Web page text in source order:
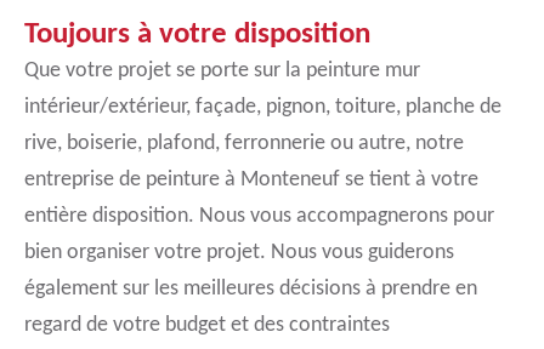
Toujours à votre disposition
Que votre projet se porte sur la peinture mur
intérieur/extérieur, façade, pignon, toiture, planche de
rive, boiserie, plafond, ferronnerie ou autre, notre
entreprise de peinture à Monteneuf se tient à votre
entière disposition. Nous vous accompagnerons pour
bien organiser votre projet. Nous vous guiderons
également sur les meilleures décisions à prendre en
regard de votre budget et des contraintes